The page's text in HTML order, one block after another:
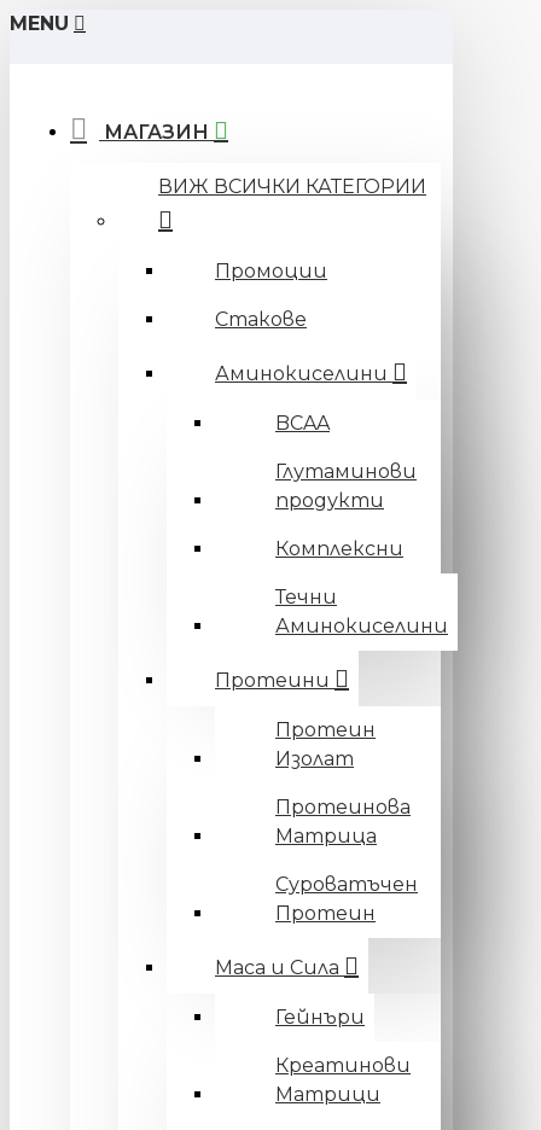
MENU
МАГАЗИН
ВИЖ ВСИЧКИ КАТЕГОРИИ
Промоции
Стакове
Аминокиселини
BCAA
Глутаминови
продукти
Комплексни
Течни
Аминокиселини
Протеини
Протеин
Изолат
Протеинова
Матрица
Суроватъчен
Протеин
Маса и Сила
Гейнъри
Креатинови
Матрици